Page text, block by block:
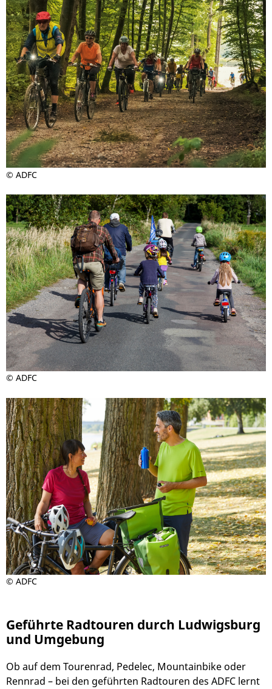
© ADFC
© ADFC
© ADFC
Geführte Radtouren durch Ludwigsburg
und Umgebung
Ob auf dem Tourenrad, Pedelec, Mountainbike oder
Rennrad – bei den geführten Radtouren des ADFC lernt